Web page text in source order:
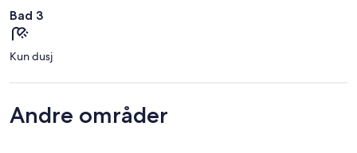
Bad 3
Kun dusj
Andre områder